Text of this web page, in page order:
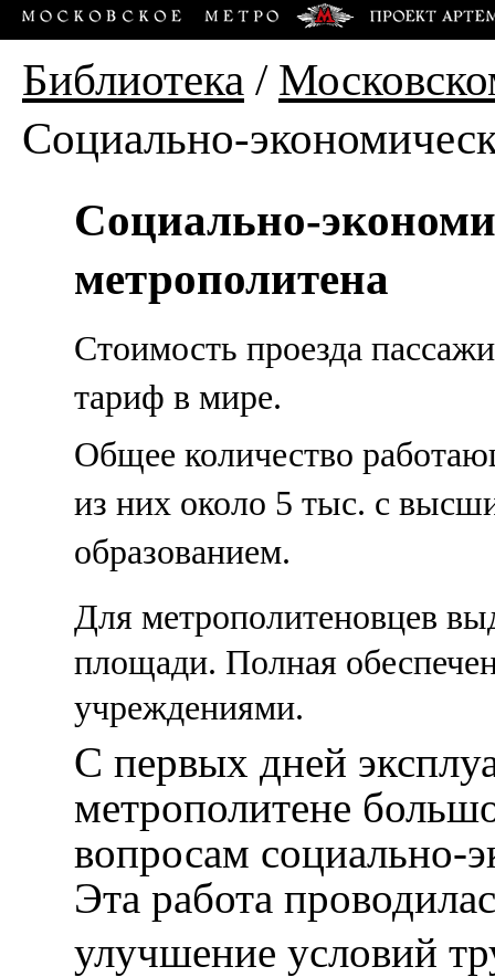
Библиотека /
Социально-
Социально-
метрополитена
Стоимость проезда
тариф в мире.
Общее количество
из них около 5 тыс. с
образованием.
Для метрополитеновцев
площади. Полная
учреждениями.
С первых дней
метрополитене
вопросам социально-
Эта работа
улучшение условий